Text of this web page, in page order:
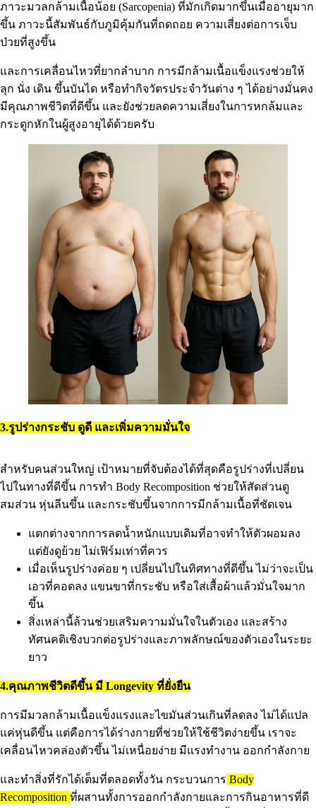
ภาวะมวลกล้ามเนื้อน้อย (Sarcopenia) ที่มักเกิดมากขึ้นเมื่ออายุมาก
ขึ้น ภาวะนี้สัมพันธ์กับภูมิคุ้มกันที่ถดถอย ความเสี่ยงต่อการเจ็บ
ป่วยที่สูงขึ้น
และการเคลื่อนไหวที่ยากลำบาก การมีกล้ามเนื้อแข็งแรงช่วยให้
ลุก นั่ง เดิน ขึ้นบันได หรือทำกิจวัตรประจำวันต่าง ๆ ได้อย่างมั่นคง
มีคุณภาพชีวิตที่ดีขึ้น และยังช่วยลดความเสี่ยงในการหกล้มและ
กระดูกหักในผู้สูงอายุได้ด้วยครับ
3.รูปร่างกระชับ ดูดี และเพิ่มความมั่นใจ
สำหรับคนส่วนใหญ่ เป้าหมายที่จับต้องได้ที่สุดคือรูปร่างที่เปลี่ยน
ไปในทางที่ดีขึ้น การทำ Body Recomposition ช่วยให้สัดส่วนดู
สมส่วน หุ่นลีนขึ้น และกระชับขึ้นจากการมีกล้ามเนื้อที่ชัดเจน
แตกต่างจากการลดน้ำหนักแบบเดิมที่อาจทำให้ตัวผอมลง
แต่ยังดูย้วย ไม่เฟิร์มเท่าที่ควร
เมื่อเห็นรูปร่างค่อย ๆ เปลี่ยนไปในทิศทางที่ดีขึ้น ไม่ว่าจะเป็น
เอวที่คอดลง แขนขาที่กระชับ หรือใส่เสื้อผ้าแล้วมั่นใจมาก
ขึ้น
สิ่งเหล่านี้ล้วนช่วยเสริมความมั่นใจในตัวเอง และสร้าง
ทัศนคติเชิงบวกต่อรูปร่างและภาพลักษณ์ของตัวเองในระยะ
ยาว
4.คุณภาพชีวิตดีขึ้น มี Longevity ที่ยั่งยืน
การมีมวลกล้ามเนื้อแข็งแรงและไขมันส่วนเกินที่ลดลง ไม่ได้แปล
แค่หุ่นดีขึ้น แต่คือการได้ร่างกายที่ช่วยให้ใช้ชีวิตง่ายขึ้น เราจะ
เคลื่อนไหวคล่องตัวขึ้น ไม่เหนื่อยง่าย มีแรงทำงาน ออกกำลังกาย
และทำสิ่งที่รักได้เต็มที่ตลอดทั้งวัน กระบวนการ Body
Recomposition ที่ผสานทั้งการออกกำลังกายและการกินอาหารที่ดี